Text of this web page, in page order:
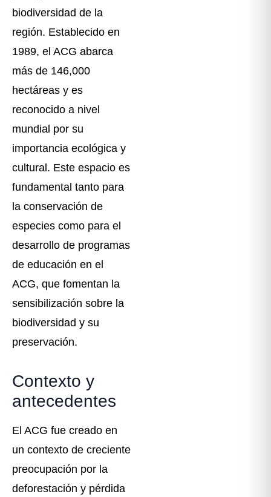
biodiversidad de la
región. Establecido en
1989, el ACG abarca
más de 146,000
hectáreas y es
reconocido a nivel
mundial por su
importancia ecológica y
cultural. Este espacio es
fundamental tanto para
la conservación de
especies como para el
desarrollo de programas
de educación en el
ACG, que fomentan la
sensibilización sobre la
biodiversidad y su
preservación.
Contexto y
antecedentes
El ACG fue creado en
un contexto de creciente
preocupación por la
deforestación y pérdida